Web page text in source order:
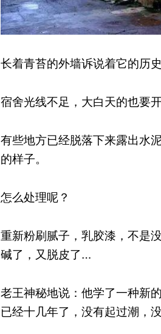
长着青苔的外墙诉说着它的历史
宿舍光线不足，大白天的也要
有些地方已经脱落下来露出水
的样子。
怎么处理呢？
重新粉刷腻子，乳胶漆，不是
碱了，又脱皮了…
老王神秘地说：他学了一种新
已经十几年了，没有起过潮，